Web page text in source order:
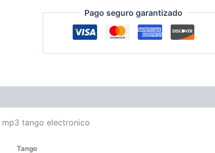
Pago seguro garantizado
mp3 tango electronico
Tango